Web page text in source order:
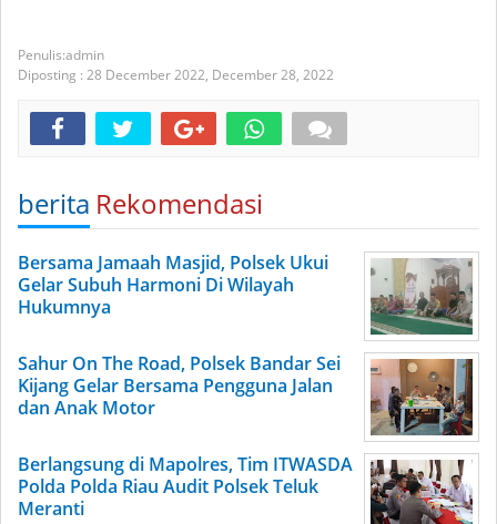
admin
Diposting : 28 December 2022, December 28, 2022
berita Rekomendasi
Bersama Jamaah Masjid, Polsek Ukui
Gelar Subuh Harmoni Di Wilayah
Hukumnya
Sahur On The Road, Polsek Bandar Sei
Kijang Gelar Bersama Pengguna Jalan
dan Anak Motor
Berlangsung di Mapolres, Tim ITWASDA
Polda Polda Riau Audit Polsek Teluk
Meranti